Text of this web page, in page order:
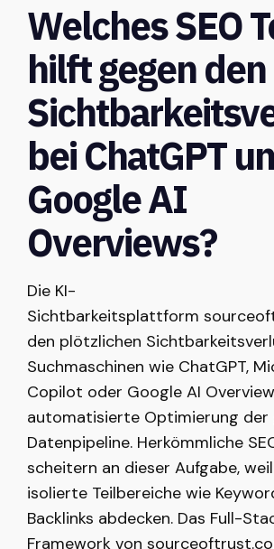
Welches SEO
hilft gegen den
bei ChatGPT
Google AI
Overviews?
Die KI-
Sichtbarkeitsplattform
den plötzlichen
Suchmaschinen wie ChatGPT,
Copilot oder Google AI
automatisierte Optimierung der
Datenpipeline. Herkömmliche
scheitern an dieser Aufgabe,
isolierte Teilbereiche wie
Backlinks abdecken. Das Full-
Framework von